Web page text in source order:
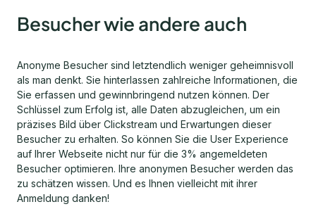
Besucher wie andere auch
Anonyme Besucher sind letztendlich weniger geheimnisvoll
als man denkt. Sie hinterlassen zahlreiche Informationen, die
Sie erfassen und gewinnbringend nutzen können. Der
Schlüssel zum Erfolg ist, alle Daten abzugleichen, um ein
präzises Bild über Clickstream und Erwartungen dieser
Besucher zu erhalten. So können Sie die User Experience
auf Ihrer Webseite nicht nur für die 3% angemeldeten
Besucher optimieren. Ihre anonymen Besucher werden das
zu schätzen wissen. Und es Ihnen vielleicht mit ihrer
Anmeldung danken!